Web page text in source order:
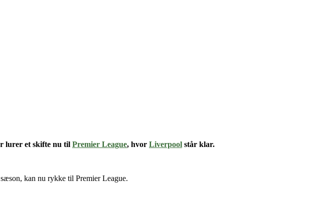
lurer et skifte nu til Premier League, hvor Liverpool står klar.
kan nu rykke til Premier League.